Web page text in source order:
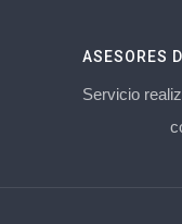
ASESORES
Servicio